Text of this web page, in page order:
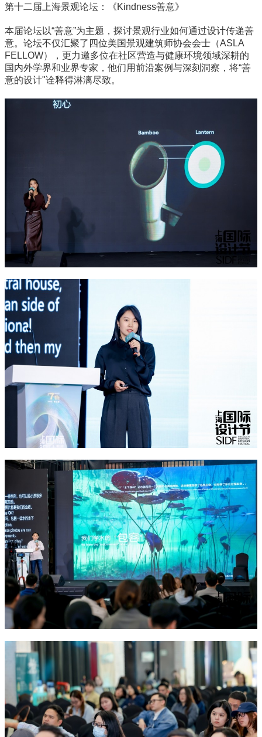
第十二届上海景观论坛：《Kindness善意》
本届论坛以“善意”为主题，探讨景观行业如何通过设计传递善
意。论坛不仅汇聚了四位美国景观建筑师协会会士（ASLA
FELLOW），更力邀多位在社区营造与健康环境领域深耕的
国内外学界和业界专家，他们用前沿案例与深刻洞察，将“善
意的设计"诠释得淋漓尽致。